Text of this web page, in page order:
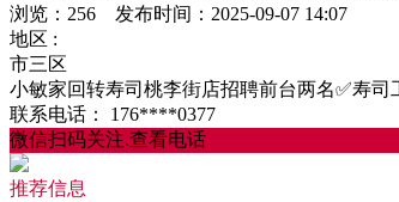
浏览：256 发布时间：2025-09-07 14:07
地区 :
市三区
小敏家回转寿司桃李街店招聘前台两名✅寿
联系电话：
176****0377
微信扫码关注.查看电话
推荐信息